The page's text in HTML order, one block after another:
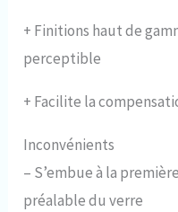
+ Finitions haut de
perceptible
+ Facilite la
Inconvénients
– S’embue à la
préalable du verre